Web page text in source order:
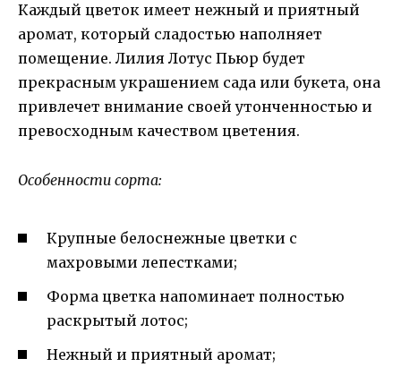
Каждый цветок имеет нежный и приятный
аромат, который сладостью наполняет
помещение. Лилия Лотус Пьюр будет
прекрасным украшением сада или букета, она
привлечет внимание своей утонченностью и
превосходным качеством цветения.
Особенности сорта:
Крупные белоснежные цветки с
махровыми лепестками;
Форма цветка напоминает полностью
раскрытый лотос;
Нежный и приятный аромат;